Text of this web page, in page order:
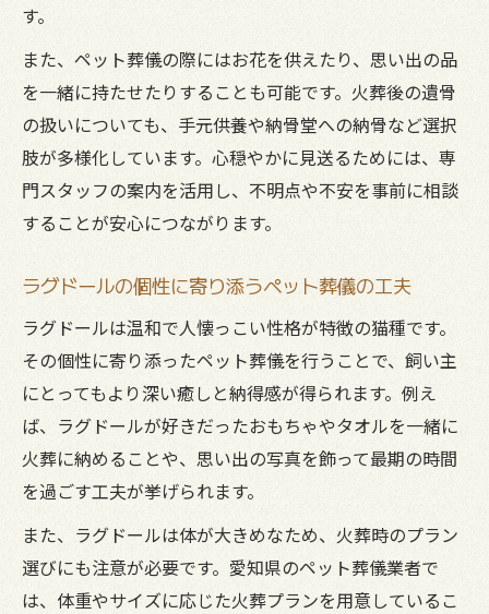
す。
また、ペット葬儀の際にはお花を供えたり、思い出の品
を一緒に持たせたりすることも可能です。火葬後の遺骨
の扱いについても、手元供養や納骨堂への納骨など選択
肢が多様化しています。心穏やかに見送るためには、専
門スタッフの案内を活用し、不明点や不安を事前に相談
することが安心につながります。
ラグドールの個性に寄り添うペット葬儀の工夫
ラグドールは温和で人懐っこい性格が特徴の猫種です。
その個性に寄り添ったペット葬儀を行うことで、飼い主
にとってもより深い癒しと納得感が得られます。例え
ば、ラグドールが好きだったおもちゃやタオルを一緒に
火葬に納めることや、思い出の写真を飾って最期の時間
を過ごす工夫が挙げられます。
また、ラグドールは体が大きめなため、火葬時のプラン
選びにも注意が必要です。愛知県のペット葬儀業者で
は、体重やサイズに応じた火葬プランを用意しているこ